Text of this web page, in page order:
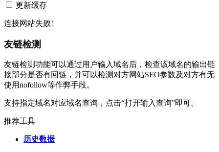
更新缓存
连接网站失败!
友链检测
友链检测功能可以通过用户输入域名后，检查该域名的输出链
接部分是否有回链，并可以检测对方网站SEO参数及对方有无
使用nofollow等作弊手段。
支持指定域名对应域名查询，点击“打开输入查询”即可。
推荐工具
历史数据